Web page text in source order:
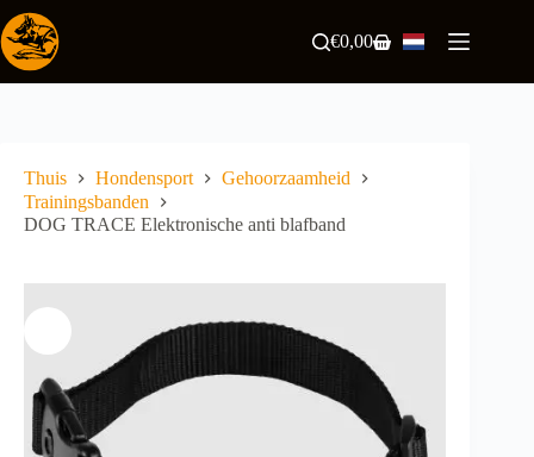
naar
de
inhoud
Winkelwagen
€0,00
Thuis Hondensport
Gehoorzaamheid
Trainingsbanden
DOG TRACE Elektronische anti blafband